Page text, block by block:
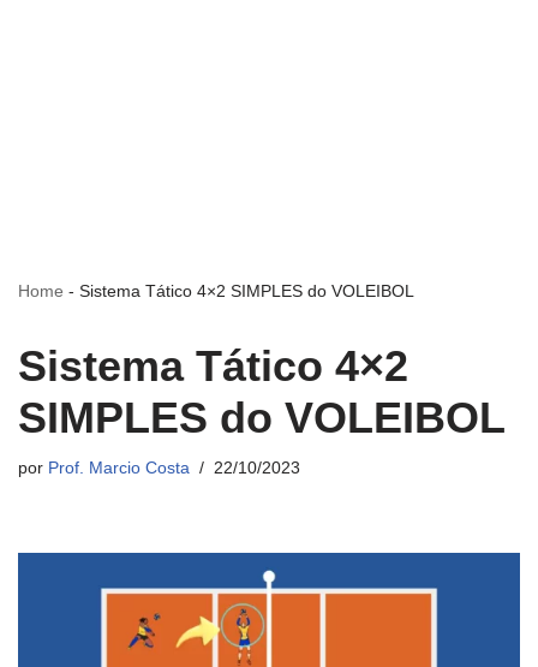
Home - Sistema Tático 4×2 SIMPLES do VOLEIBOL
Sistema Tático 4×2
SIMPLES do VOLEIBOL
por Prof. Marcio Costa 22/10/2023